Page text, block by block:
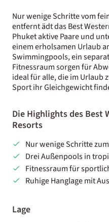
Nur wenige Schritte vom
entfernt ädt das Best
Phuket aktive Paare und
einem erholsamen Urlaub
Swimmingpools, ein
Fitnessraum sorgen für
ideal für alle, die im Urlaub
Sport ihr Gleichgewicht
Die Highlights des Best
Resorts
Nur wenige Schritte
Drei Außenpools in
Fitnessraum für
Ruhige Hanglage mit
Lage